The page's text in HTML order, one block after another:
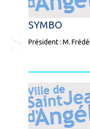
SYMBO
Président : M.